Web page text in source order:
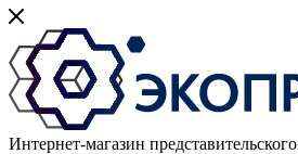
Интернет-магазин представительского